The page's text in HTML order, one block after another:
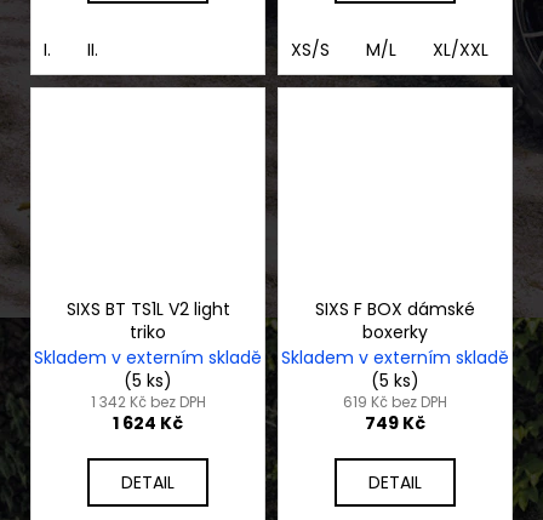
I. II. XS/S M/L XL/XXL
SIXS BT TS1L V2 light
triko
Skladem v externím skladě
(5 ks)
1 342 Kč bez DPH
1 624 Kč
DETAIL
SIXS F BOX dámské
boxerky
Skladem v externím skladě
(5 ks)
619 Kč bez DPH
749 Kč
DETAIL